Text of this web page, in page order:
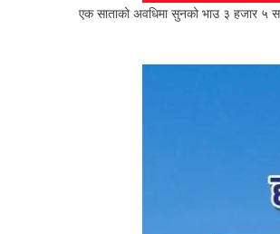
एक साताको अवधिमा सुनको भाउ ३ हजार